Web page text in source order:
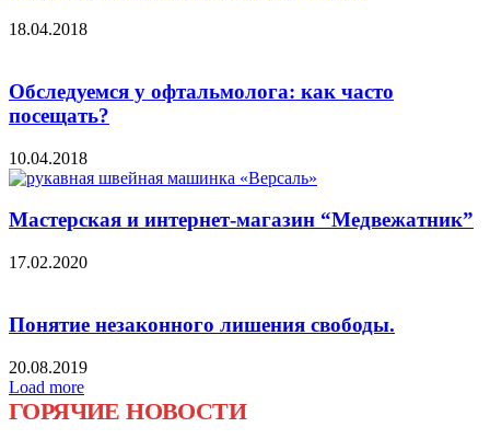
18.04.2018
Обследуемся у офтальмолога: как часто
посещать?
10.04.2018
Мастерская и интернет-магазин “Медвежатник”
17.02.2020
Понятие незаконного лишения свободы.
20.08.2019
Load more
ГОРЯЧИЕ НОВОСТИ